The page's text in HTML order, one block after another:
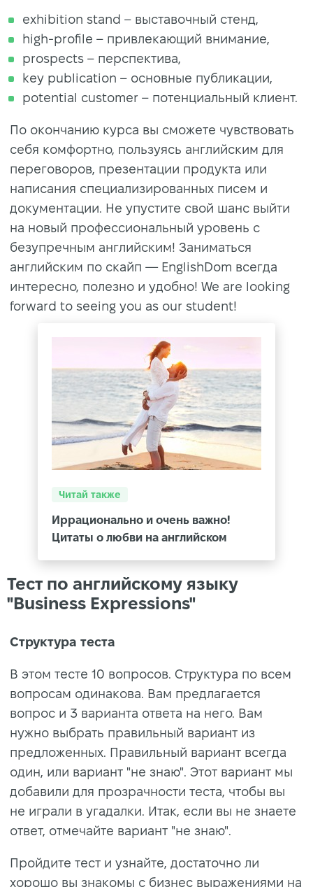
exhibition stand – выставочный стенд,
high-profile – привлекающий внимание,
prospects – перспектива,
key publication – основные публикации,
potential customer – потенциальный клиент.
По окончанию курса вы сможете чувствовать
себя комфортно, пользуясь английским для
переговоров, презентации продукта или
написания специализированных писем и
документации. Не упустите свой шанс выйти
на новый профессиональный уровень с
безупречным английским! Заниматься
английским по скайп — EnglishDom всегда
интересно, полезно и удобно! We are looking
forward to seeing you as our student!
Читай также
Иррационально и очень важно!
Цитаты о любви на английском
Тест по английскому языку
"Business Expressions"
Структура теста
В этом тесте 10 вопросов. Структура по всем
вопросам одинакова. Вам предлагается
вопрос и 3 варианта ответа на него. Вам
нужно выбрать правильный вариант из
предложенных. Правильный вариант всегда
один, или вариант "не знаю". Этот вариант мы
добавили для прозрачности теста, чтобы вы
не играли в угадалки. Итак, если вы не знаете
ответ, отмечайте вариант "не знаю".
Пройдите тест и узнайте, достаточно ли
хорошо вы знакомы с бизнес выражениями на